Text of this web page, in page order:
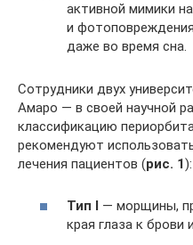
активной мимики
и
даже во время сна.
Сотрудники двух
Амаро — в своей научной
классификацию
рекомендуют
лечения пациентов (рис. 1):
Тип I — морщины,
края глаза к брови